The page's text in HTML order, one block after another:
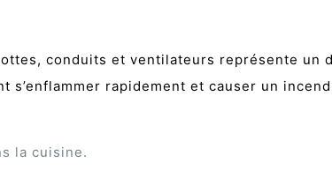
conduits et ventilateurs représente un
s’enflammer rapidement et causer un
la cuisine.